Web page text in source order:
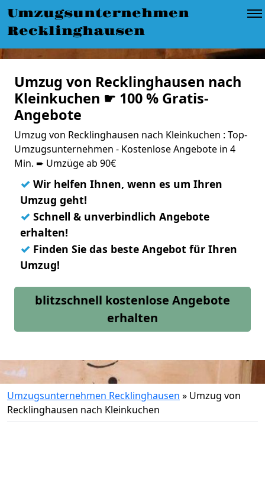
Umzugsunternehmen
Recklinghausen
Umzug von Recklinghausen nach
Kleinkuchen ☛ 100 % Gratis-
Angebote
Umzug von Recklinghausen nach Kleinkuchen : Top-
Umzugsunternehmen - Kostenlose Angebote in 4
Min. ➨ Umzüge ab 90€
✓ Wir helfen Ihnen, wenn es um Ihren
Umzug geht!
✓ Schnell & unverbindlich Angebote
erhalten!
✓ Finden Sie das beste Angebot für Ihren
Umzug!
blitzschnell kostenlose Angebote
erhalten
Umzugsunternehmen Recklinghausen » Umzug von
Recklinghausen nach Kleinkuchen